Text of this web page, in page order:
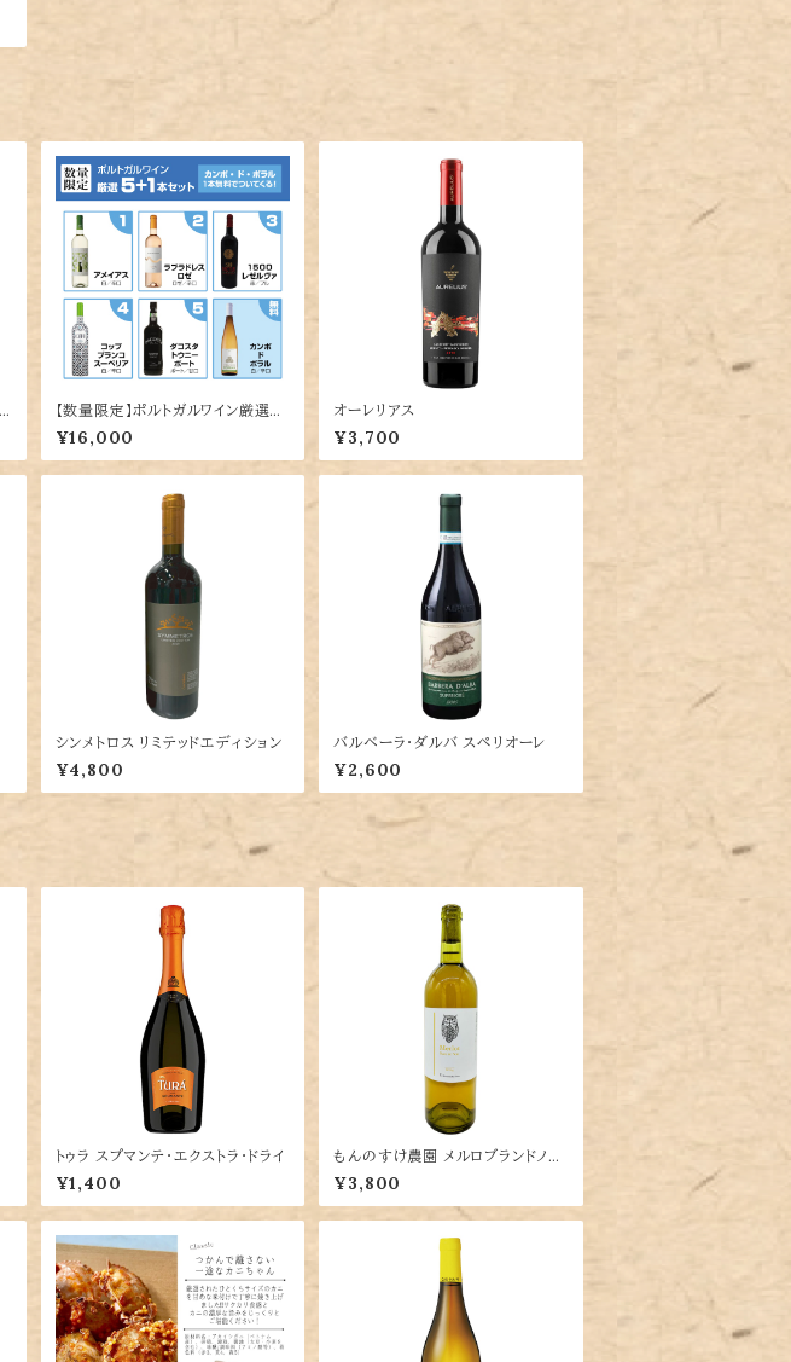
【数量限定】ポルトガルワイン厳選5
本＋1本無料セット
¥16,000
オーレリアス
¥3,700
シンメトロス リミテッドエディション
¥4,800
バルベーラ・ダルバ スペリオーレ
¥2,600
トゥラ スプマンテ・エクストラ・ドライ
¥1,400
もんのすけ農園 メルロブランドノワ
ール
¥3,800